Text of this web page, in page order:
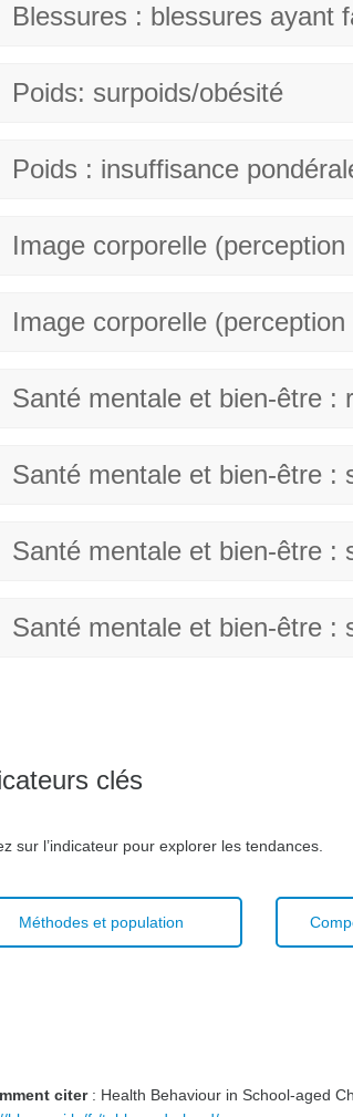
Blessures : blessures ayant
Poids: surpoids/obésité
Poids : insuffisance
Image corporelle
Image corporelle
Santé mentale et bien-être :
Santé mentale et bien-être :
Santé mentale et bien-être :
Santé mentale et bien-être :
clés
sur l’indicateur pour explorer les tendances.
Méthodes et population
citer: Health Behaviour in School-aged